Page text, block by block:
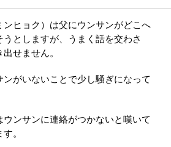
ンヒョク）は父にウンサンがどこへ
としますが、うまく話を交わさ
せません。
がいないことで少し騒ぎになって
ンサンに連絡がつかないと嘆いて
。